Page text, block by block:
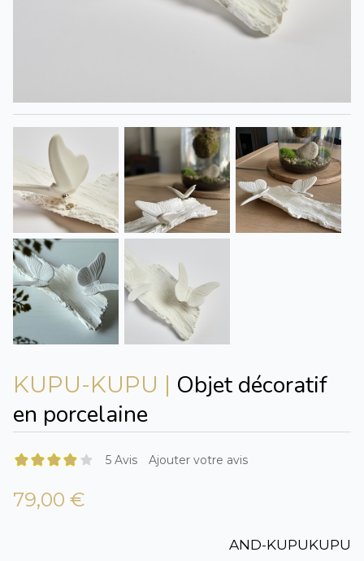
KUPU-KUPU | Objet décoratif
en porcelaine
5 Avis Ajouter votre avis
79,00 €
AND-KUPUKUPU